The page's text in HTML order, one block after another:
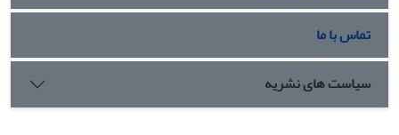
تماس با ما
سیاست های نشریه